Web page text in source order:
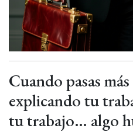
Cuando pasas
explicando tu
tu trabajo… algo